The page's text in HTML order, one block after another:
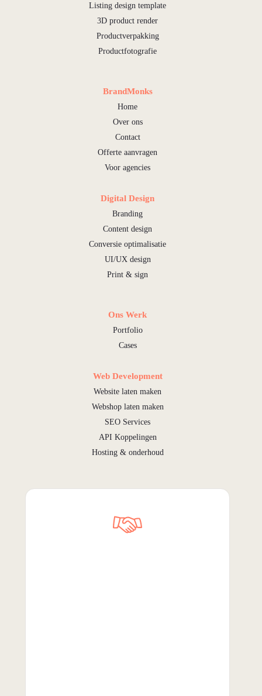
Listing design template
3D product render
Productverpakking
Productfotografie
BrandMonks
Home
Over ons
Contact
Offerte aanvragen
Voor agencies
Digital Design
Branding
Content design
Conversie optimalisatie
UI/UX design
Print & sign
Ons Werk
Portfolio
Cases
Web Development
Website laten maken
Webshop laten maken
SEO Services
API Koppelingen
Hosting & onderhoud